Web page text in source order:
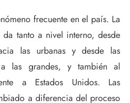
frecuente en el país. La
tanto a nivel interno, desde
las urbanas y desde las
a las grandes, y también al
a Estados Unidos. Las
a diferencia del proceso